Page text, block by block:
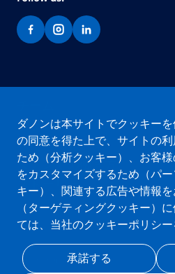
ブランド
私たちのお約束
ダノンでの働き方
ストーリー
クッキーポリシープライバシーポリシー
Privacy centerMy account
ダノンは本サイトでクッキー
の同意を得た上で、サイトの
ため（分析クッキー）、お客
をカスタマイズするため（パ
キー）、関連する広告や情報
（ターゲティングクッキー）
ては、当社のクッキーポリシー
承諾する